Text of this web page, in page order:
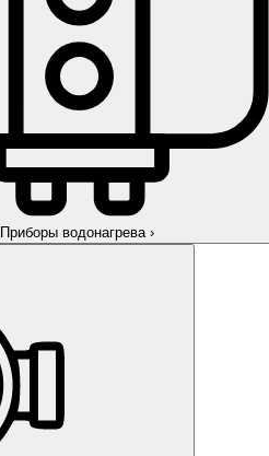
Приборы водонагрева ›